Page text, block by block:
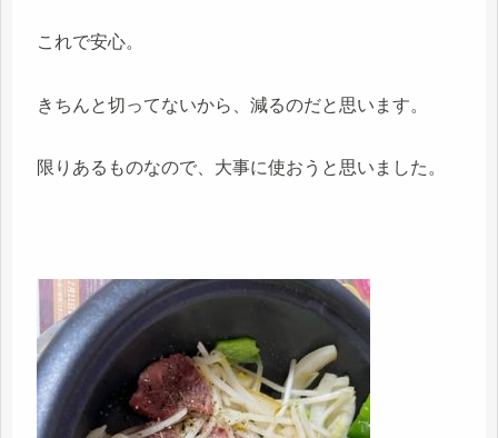
これで安心。
きちんと切ってないから、減るのだと思います。
限りあるものなので、大事に使おうと思いました。